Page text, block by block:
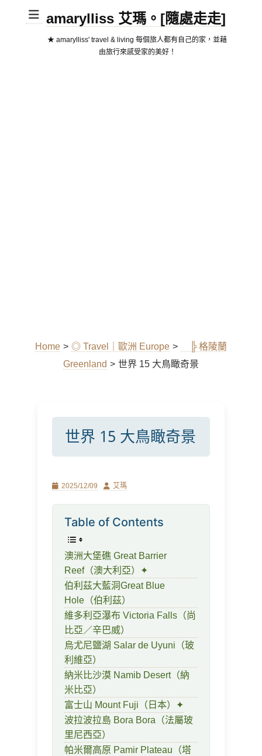
amarylliss 艾瑪。[隨處走走]
★ amarylliss' travel & living 每個旅人都有自己的家，並藉
由旅行來感受家的美好！
Home > ◎ Travel｜歐洲 Europe >
╠ 格陵蘭
Greenland > 世界 15 大鳥瞰奇景
世界 15 大鳥瞰奇景
Posted2025/12/09 Author
艾瑪
Table of Contents
澳洲大堡礁 Great Barrier
Reef（澳大利亞）✦
伯利茲大藍洞Great Blue
Hole（伯利茲）
維多利亞瀑布 Victoria Falls（尚
比亞／辛巴威）
烏尤尼鹽湖 Salar de Uyuni（玻
利維亞）
納米比沙漠 Namib Desert（納
米比亞）
富士山 Mount Fuji（日本）✦
波拉波拉島 Bora Bora（法屬玻
里尼西亞）
帕米爾高原 Pamir Plateau（塔